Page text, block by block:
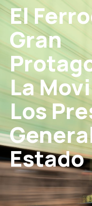
El
Gran
La
Los
Estado